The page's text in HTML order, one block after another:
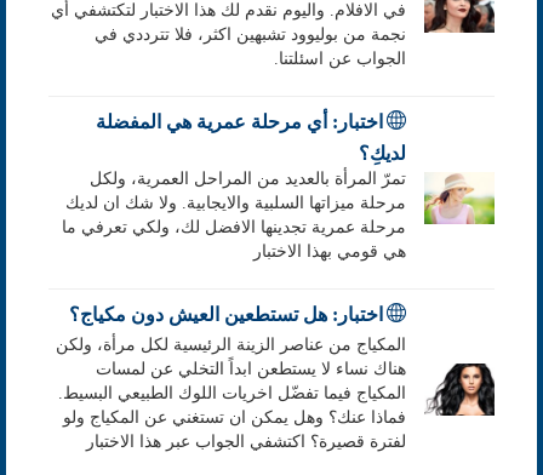
في الافلام. واليوم نقدم لك هذا الاختبار لتكتشفي أي
نجمة من بوليوود تشبهين اكثر، فلا تترددي في
الجواب عن اسئلتنا.
اختبار: أي مرحلة عمرية هي المفضلة
لديكِ؟
تمرّ المرأة بالعديد من المراحل العمرية، ولكل
مرحلة ميزاتها السلبية والايجابية. ولا شك ان لديك
مرحلة عمرية تجدينها الافضل لك، ولكي تعرفي ما
هي قومي بهذا الاختبار
اختبار: هل تستطعين العيش دون مكياج؟
المكياج من عناصر الزينة الرئيسية لكل مرأة، ولكن
هناك نساء لا يستطعن ابداً التخلي عن لمسات
المكياج فيما تفضّل اخريات اللوك الطبيعي البسيط.
فماذا عنك؟ وهل يمكن ان تستغني عن المكياج ولو
لفترة قصيرة؟ اكتشفي الجواب عبر هذا الاختبار